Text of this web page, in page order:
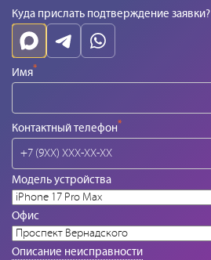
Куда прислать подтверждение заявки?
Имя*
Контактный телефон*
Модель устройства
Офис
Описание неисправности